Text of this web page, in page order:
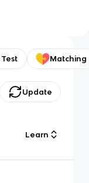
Matching
Update
Learn